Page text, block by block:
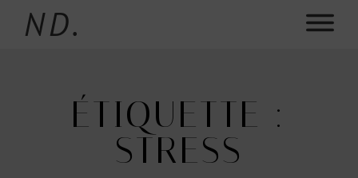
ND.
ÉTIQUETTE :
STRESS